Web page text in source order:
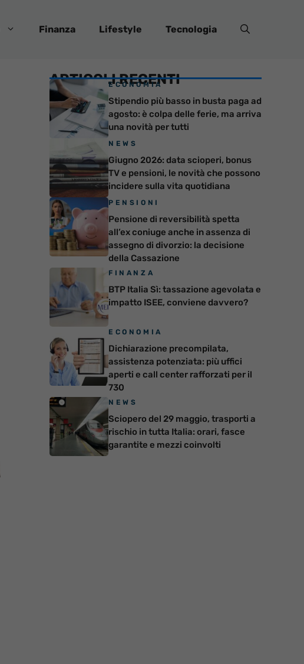
Finanza Lifestyle Tecnologia
ARTICOLI RECENTI
ECONOMIA
Stipendio più basso in busta paga ad
agosto: è colpa delle ferie, ma arriva
una novità per tutti
NEWS
Giugno 2026: data scioperi, bonus
TV e pensioni, le novità che possono
incidere sulla vita quotidiana
PENSIONI
Pensione di reversibilità spetta
all’ex coniuge anche in assenza di
assegno di divorzio: la decisione
della Cassazione
FINANZA
BTP Italia Sì: tassazione agevolata e
impatto ISEE, conviene davvero?
ECONOMIA
Dichiarazione precompilata,
assistenza potenziata: più uffici
aperti e call center rafforzati per il
730
NEWS
Sciopero del 29 maggio, trasporti a
rischio in tutta Italia: orari, fasce
garantite e mezzi coinvolti